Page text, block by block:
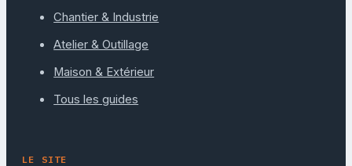
Chantier & Industrie
Atelier & Outillage
Maison & Extérieur
Tous les guides
LE SITE